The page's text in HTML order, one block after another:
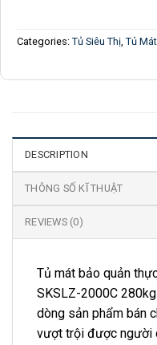
Categories: Tủ Siêu Thị Tủ Mát
DESCRIPTION
THÔNG SỐ KĨ THUẬT
REVIEWS (0)
Tủ mát bảo quản
SKSLZ-2000C
dòng sản phẩm bán
vượt trội được người